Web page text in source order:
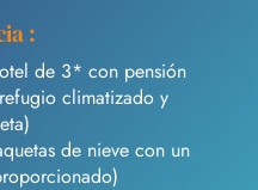
:
de 3* con pensión
climatizado y
de nieve con un